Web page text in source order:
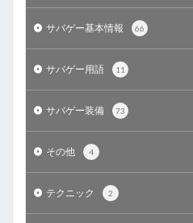
サバゲー基本情報 66
サバゲー用語 11
サバゲー装備 73
その他 4
テクニック 2